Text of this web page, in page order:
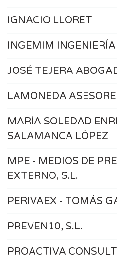
IGNACIO LLORET
INGEMIM
JOSÉ TEJERA
LAMONEDA
MARÍA SOLEDAD
SALAMANCA LÓPEZ
MPE - MEDIOS DE
EXTERNO, S.L.
PERIVAEX - TOMÁS
PREVEN10, S.L.
PROACTIVA